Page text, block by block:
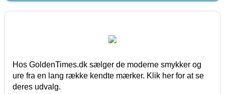
Hos GoldenTimes.dk sælger de moderne smykker og
ure fra en lang række kendte mærker. Klik her for at se
deres udvalg.